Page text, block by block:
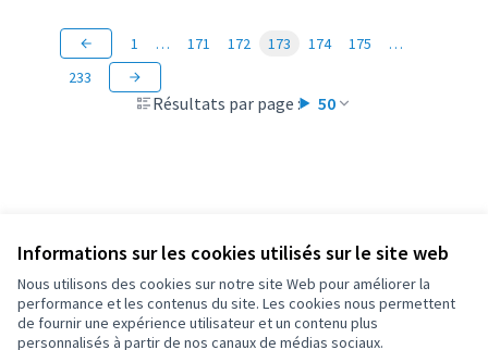
Informations sur les cookies utilisés sur le site web
Nous utilisons des cookies sur notre site Web pour améliorer la
performance et les contenus du site. Les cookies nous permettent
de fournir une expérience utilisateur et un contenu plus
personnalisés à partir de nos canaux de médias sociaux.
Résultats par page : 50
1 … 171 172 173 174 175
…
233
Conditions d'utilisation
Paramètres des cookies
OIDP sur X
(Lien externe)
OIDP sur Facebook
(Lien externe)
OIDP sur YouTube
(Lien externe)
Français
Choose languageChoisir la langueElegir el idioma